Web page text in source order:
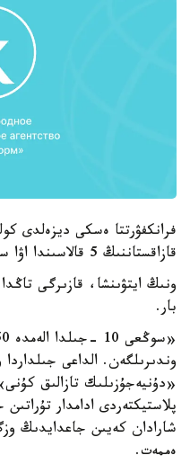
فرانكفۋرتتا ەسكى ديزەلدى
قازاقستاننىڭ 5 قالاسىندا اۋا ساپاسى ناشارلايدى
بار.
وندىرىلگەن. الداعى
«دۇنيەجۇزىلىك تازالىق
پلاستيكتەردى ادامدار
شارادان كەيىن جاعدايدىڭ
ەممەت.